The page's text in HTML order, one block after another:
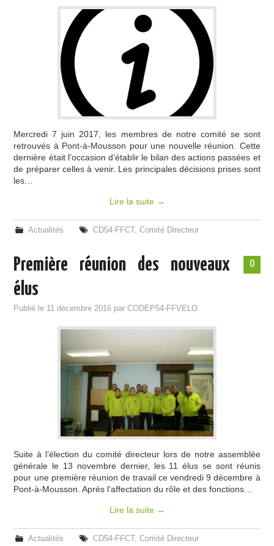
Mercredi 7 juin 2017, les membres de notre comité se sont
retrouvés à Pont-à-Mousson pour une nouvelle réunion. Cette
dernière était l’occasion d’établir le bilan des actions passées et
de préparer celles à venir. Les principales décisions prises sont
les…
Lire la suite →
Actualités CD54-FFCT , Comité Directeur
0
Première réunion des nouveaux
élus
Publié le 11 décembre 2016 parCODEP54-FFVELO
Suite à l’élection du comité directeur lors de notre assemblée
générale le 13 novembre dernier, les 11 élus se sont réunis
pour une première réunion de travail ce vendredi 9 décembre à
Pont-à-Mousson. Après l’affectation du rôle et des fonctions…
Lire la suite →
Actualités CD54-FFCT , Comité Directeur